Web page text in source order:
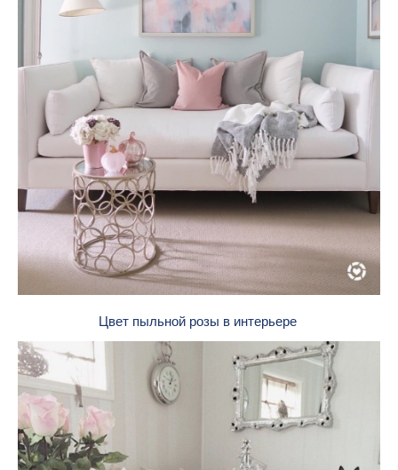
Цвет пыльной розы в интерьере